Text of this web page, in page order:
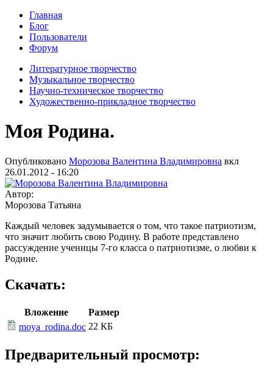
Главная
Блог
Пользователи
Форум
Литературное творчество
Музыкальное творчество
Научно-техническое творчество
Художественно-прикладное творчество
Моя Родина.
Опубликовано Морозова Валентина Владимировна вкл
26.01.2012 - 16:20
Автор:
Морозова Татьяна
Каждый человек задумывается о том, что такое патриотизм,
что значит любить свою Родину. В работе представлено
рассуждение ученицы 7-го класса о патриотизме, о любви к
Родине.
Скачать:
Вложение
Размер
moya_rodina.doc 22 КБ
Предварительный просмотр: